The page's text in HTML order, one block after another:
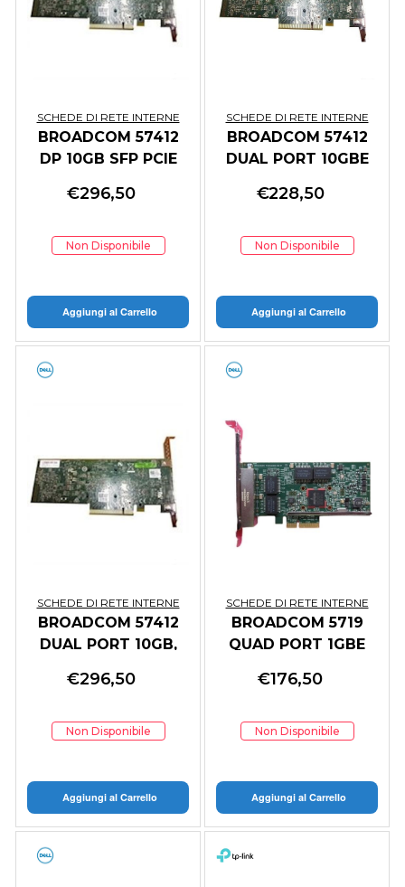
SCHEDE DI RETE INTERNE
BROADCOM 57412
DP 10GB SFP PCIE
€296,50
Non Disponibile
Aggiungi al Carrello
SCHEDE DI RETE INTERNE
BROADCOM 57412
DUAL PORT 10GBE
€228,50
Non Disponibile
Aggiungi al Carrello
SCHEDE DI RETE INTERNE
BROADCOM 57412
DUAL PORT 10GB,
€296,50
Non Disponibile
Aggiungi al Carrello
SCHEDE DI RETE INTERNE
BROADCOM 5719
QUAD PORT 1GBE
PCIE
€176,50
Non Disponibile
Aggiungi al Carrello